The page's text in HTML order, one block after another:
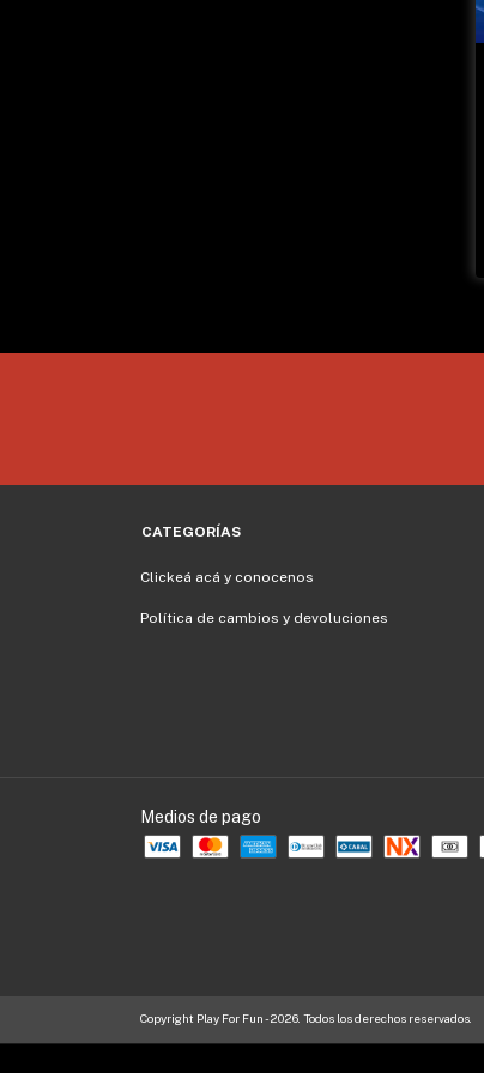
CATEGORÍAS
Clickeá acá y conocenos
Política de cambios y devoluciones
Medios de pago
Copyright Play For Fun - 2026. Todos los derechos reservados.